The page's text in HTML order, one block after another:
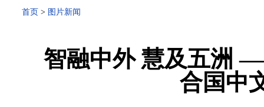
首页 > 图片新闻
智融中外 慧及五洲
合国中